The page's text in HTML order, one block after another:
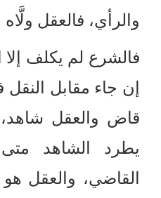
والرأي، فالعقل
فالشرع لم يكلف إلا
إن جاء مقابل
قاض والعقل
يطرد الشاهد
القاضي، والعقل